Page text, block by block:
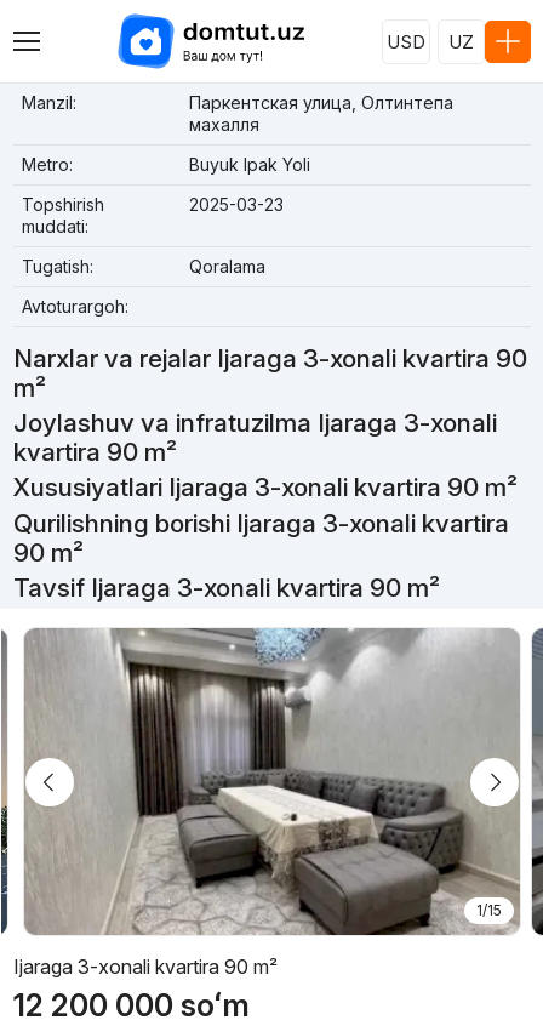
USD UZ
Manzil:
Паркентская улица, Олтинтепа
махалля
Metro:
Buyuk Ipak Yoli
Topshirish
muddati:
2025-03-23
Tugatish:
Qoralama
Avtoturargoh:
Narxlar va rejalar Ijaraga 3-xonali kvartira 90
m²
Joylashuv va infratuzilma Ijaraga 3-xonali
kvartira 90 m²
Xususiyatlari Ijaraga 3-xonali kvartira 90 m²
Qurilishning borishi Ijaraga 3-xonali kvartira
90 m²
Tavsif Ijaraga 3-xonali kvartira 90 m²
1/15
Ijaraga 3-xonali kvartira 90 m²
12 200 000 soʻm